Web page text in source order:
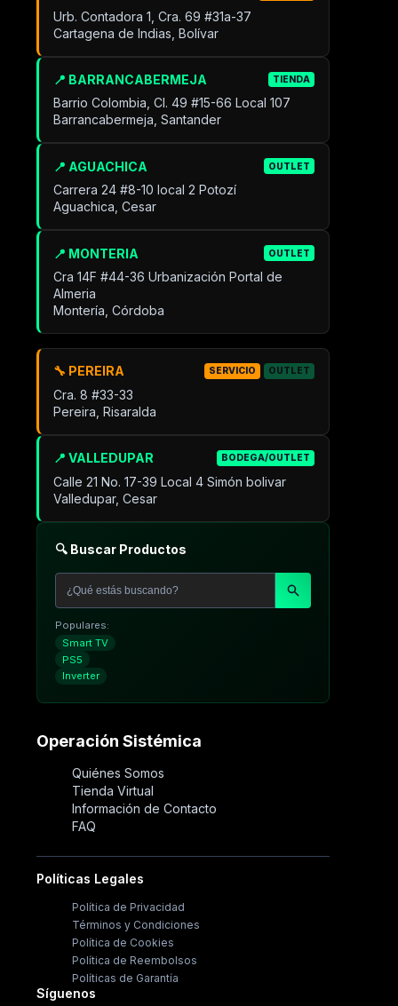
Urb. Contadora 1, Cra. 69 #31a-37
Cartagena de Indias, Bolívar
📍 BARRANCABERMEJA TIENDA
Barrio Colombia, Cl. 49 #15-66 Local 107
Barrancabermeja, Santander
📍 AGUACHICA OUTLET
Carrera 24 #8-10 local 2 Potozí
Aguachica, Cesar
📍 MONTERIA OUTLET
Cra 14F #44-36 Urbanización Portal de
Almeria
Montería, Córdoba
📍 VALLEDUPAR BODEGA/OUTLET
Calle 21 No. 17-39 Local 4 Simón bolivar
Valledupar, Cesar
🔧 PEREIRA SERVICIO OUTLET
Cra. 8 #33-33
Pereira, Risaralda
🔍 Buscar Productos
Populares:
Smart TV
PS5
Inverter
Operación Sistémica
Quiénes Somos
Tienda Virtual
Información de Contacto
FAQ
Políticas Legales
Política de Privacidad
Términos y Condiciones
Política de Cookies
Política de Reembolsos
Políticas de Garantía
Síguenos